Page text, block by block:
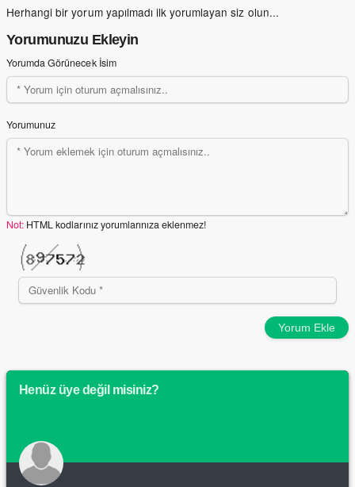
Herhangi bir yorum yapılmadı ilk yorumlayan siz olun...
Yorumunuzu Ekleyin
Yorumda Görünecek İsim
Yorumunuz
Not: HTML kodlarınız yorumlarınıza eklenmez!
Yorum Ekle
Henüz üye değil misiniz?